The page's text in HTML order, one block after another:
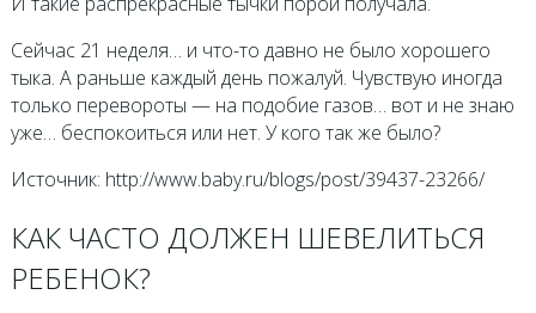
Сейчас 21 неделя… и что-то давно не было хорошего
тыка. А раньше каждый день пожалуй. Чувствую иногда
только перевороты — на подобие газов… вот и не знаю
уже… беспокоиться или нет. У кого так же было?
Источник: http://www.baby.ru/blogs/post/39437-23266/
КАК ЧАСТО ДОЛЖЕН ШЕВЕЛИТЬСЯ
РЕБЕНОК?